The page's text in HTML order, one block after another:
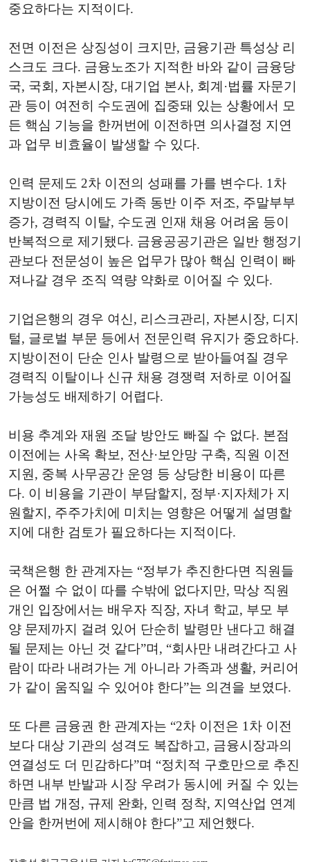
중요하다는 지적이다.
전면 이전은 상징성이 크지만, 금융기관 특성상 리
스크도 크다. 금융노조가 지적한 바와 같이 금융당
국, 국회, 자본시장, 대기업 본사, 회계·법률 자문기
관 등이 여전히 수도권에 집중돼 있는 상황에서 모
든 핵심 기능을 한꺼번에 이전하면 의사결정 지연
과 업무 비효율이 발생할 수 있다.
인력 문제도 2차 이전의 성패를 가를 변수다. 1차
지방이전 당시에도 가족 동반 이주 저조, 주말부부
증가, 경력직 이탈, 수도권 인재 채용 어려움 등이
반복적으로 제기됐다. 금융공공기관은 일반 행정기
관보다 전문성이 높은 업무가 많아 핵심 인력이 빠
져나갈 경우 조직 역량 약화로 이어질 수 있다.
기업은행의 경우 여신, 리스크관리, 자본시장, 디지
털, 글로벌 부문 등에서 전문인력 유지가 중요하다.
지방이전이 단순 인사 발령으로 받아들여질 경우
경력직 이탈이나 신규 채용 경쟁력 저하로 이어질
가능성도 배제하기 어렵다.
비용 추계와 재원 조달 방안도 빠질 수 없다. 본점
이전에는 사옥 확보, 전산·보안망 구축, 직원 이전
지원, 중복 사무공간 운영 등 상당한 비용이 따른
다. 이 비용을 기관이 부담할지, 정부·지자체가 지
원할지, 주주가치에 미치는 영향은 어떻게 설명할
지에 대한 검토가 필요하다는 지적이다.
국책은행 한 관계자는 “정부가 추진한다면 직원들
은 어쩔 수 없이 따를 수밖에 없다지만, 막상 직원
개인 입장에서는 배우자 직장, 자녀 학교, 부모 부
양 문제까지 걸려 있어 단순히 발령만 낸다고 해결
될 문제는 아닌 것 같다”며, “회사만 내려간다고 사
람이 따라 내려가는 게 아니라 가족과 생활, 커리어
가 같이 움직일 수 있어야 한다”는 의견을 보였다.
또 다른 금융권 한 관계자는 “2차 이전은 1차 이전
보다 대상 기관의 성격도 복잡하고, 금융시장과의
연결성도 더 민감하다”며 “정치적 구호만으로 추진
하면 내부 반발과 시장 우려가 동시에 커질 수 있는
만큼 법 개정, 규제 완화, 인력 정착, 지역산업 연계
안을 한꺼번에 제시해야 한다”고 제언했다.